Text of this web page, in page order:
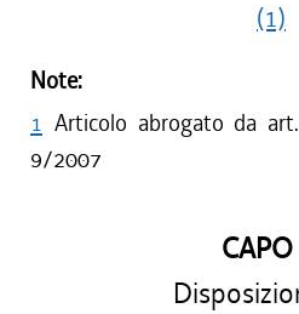
(1)
Note:
1 Articolo abrogato da
9/2007